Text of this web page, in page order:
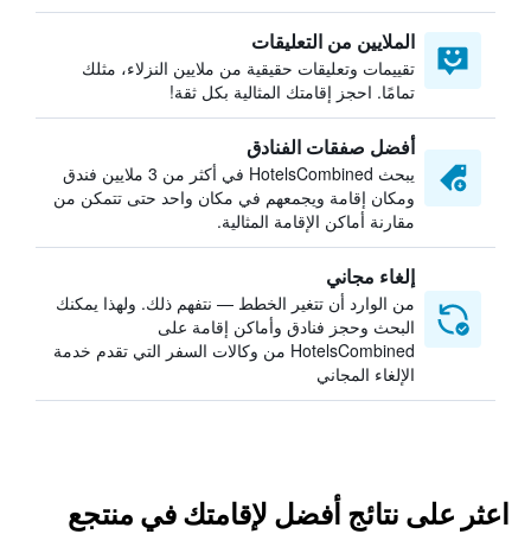
الملايين من التعليقات
تقييمات وتعليقات حقيقية من ملايين النزلاء، مثلك
تمامًا. احجز إقامتك المثالية بكل ثقة!
أفضل صفقات الفنادق
يبحث HotelsCombined في أكثر من 3 ملايين فندق
ومكان إقامة ويجمعهم في مكان واحد حتى تتمكن من
مقارنة أماكن الإقامة المثالية.
إلغاء مجاني
من الوارد أن تتغير الخطط — نتفهم ذلك. ولهذا يمكنك
البحث وحجز فنادق وأماكن إقامة على
HotelsCombined من وكالات السفر التي تقدم خدمة
الإلغاء المجاني
اعثر على نتائج أفضل لإقامتك في منتجع